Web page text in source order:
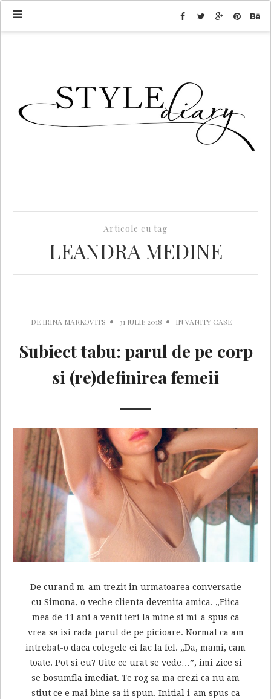
Articole cu tag
LEANDRA MEDINE
DE IRINA MARKOVITS 31 IULIE 2018 INVANITY CASE
Subiect tabu: parul de pe corp
si (re)definirea femeii
De curand m-am trezit in urmatoarea conversatie
cu Simona, o veche clienta devenita amica. „Fiica
mea de 11 ani a venit ieri la mine si mi-a spus ca
vrea sa isi rada parul de pe picioare. Normal ca am
intrebat-o daca colegele ei fac la fel. „Da, mami, cam
toate. Pot si eu? Uite ce urat se vede…”, imi zice si
se bosumfla imediat. Te rog sa ma crezi ca nu am
stiut ce e mai bine sa ii spun. Initial i-am spus ca